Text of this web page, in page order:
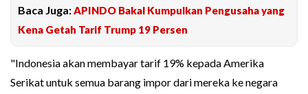
Baca Juga:APINDO Bakal Kumpulkan Pengusaha yang
Kena Getah Tarif Trump 19 Persen
"Indonesia akan membayar tarif 19% kepada Amerika
Serikat untuk semua barang impor dari mereka ke negara